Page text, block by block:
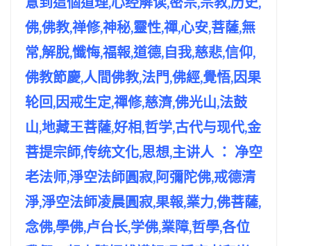
佛,佛教,禅修,神秘,靈性,禪,心安,菩薩,無
常,解脫,懺悔,福報,道德,自我,慈悲,信仰,
佛教節慶,人間佛教,法門,佛經,覺悟,因果
轮回,因戒生定,禪修,慈濟,佛光山,法鼓
山,地藏王菩薩,好相,哲学,古代与现代,金
菩提宗師,传统文化,思想,主讲人 ： 净空
老法师,淨空法師圓寂,阿彌陀佛,戒德清
淨,淨空法師凌晨圓寂,果報,業力,佛菩薩,
念佛,學佛,卢台长,学佛,業障,哲學,各位